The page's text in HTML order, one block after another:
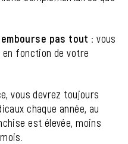
pas tout : vous
fonction de votre
vous devrez toujours
chaque année, au
est élevée, moins